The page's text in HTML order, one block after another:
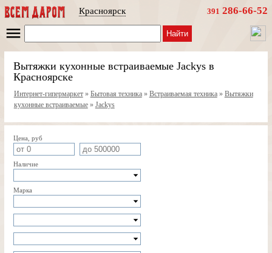
Красноярск 391 286-66-52
Найти
Вытяжки кухонные встраиваемые Jackys в
Красноярске
Интернет-гипермаркет» Бытовая техника» Встраиваемая техника» Вытяжки
кухонные встраиваемые» Jackys
Цена, руб
Наличие
Марка